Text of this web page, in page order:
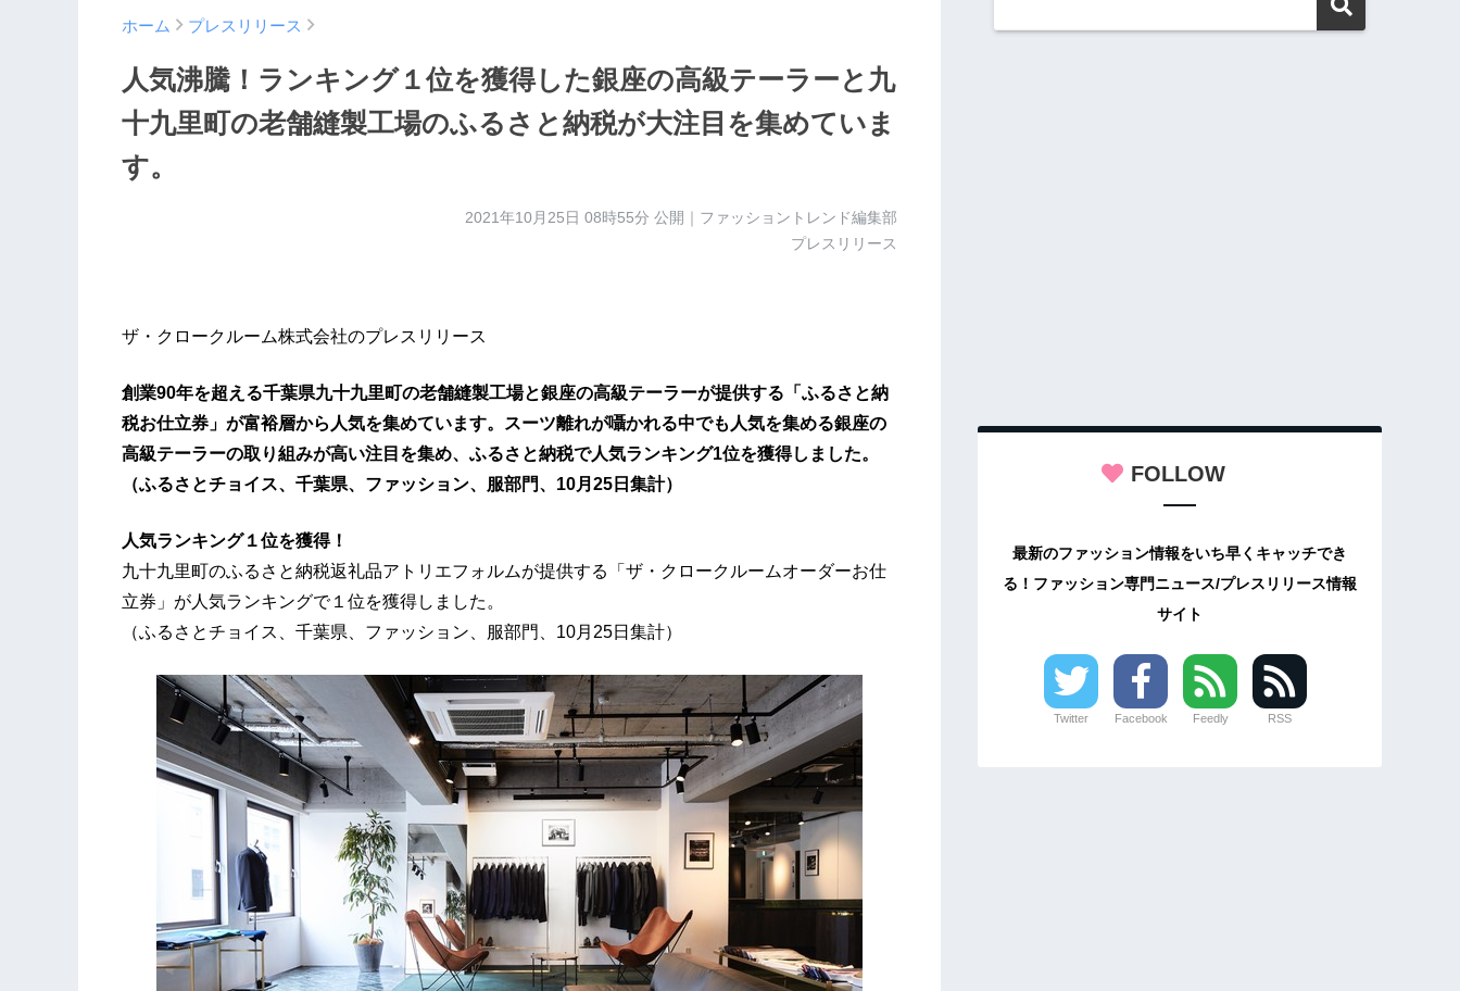
ホーム プレスリリース
人気沸騰！ランキング１位を獲得した銀座の高級テーラーと九
十九里町の老舗縫製工場のふるさと納税が大注目を集めていま
す。
2021年10月25日 08時55分 公開｜ファッショントレンド編集部
プレスリリース
ザ・クロークルーム株式会社のプレスリリース
創業90年を超える千葉県九十九里町の老舗縫製工場と銀座の高級テーラーが提供する「ふるさと納
税お仕立券」が富裕層から人気を集めています。スーツ離れが囁かれる中でも人気を集める銀座の
高級テーラーの取り組みが高い注目を集め、ふるさと納税で人気ランキング1位を獲得しました。
（ふるさとチョイス、千葉県、ファッション、服部門、10月25日集計）
人気ランキング１位を獲得！
九十九里町のふるさと納税返礼品アトリエフォルムが提供する「ザ・クロークルームオーダーお仕
立券」が人気ランキングで１位を獲得しました。
（ふるさとチョイス、千葉県、ファッション、服部門、10月25日集計）
FOLLOW
最新のファッション情報をいち早くキャッチでき
る！ファッション専門ニュース/プレスリリース情報
サイト
Twitter Facebook Feedly RSS